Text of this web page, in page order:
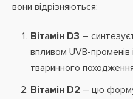
вони відрізняються:
Вітамін D3 –
впливом UVB-променів
тваринного
Вітамін D2 – цю